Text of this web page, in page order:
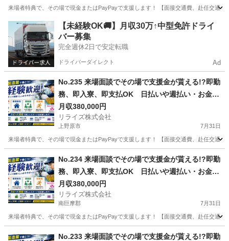
来場者特典で、その場で現金またはPayPayで支援します！ 【面接交通費、赴任交通
山梨 韮崎市 その他 業務
【未経験OK🚚】月収30万↑中型免許ドライ
バー募集
完全週休2日で安定転職
ドライバーダイレクト Ad
No.235 来場面談でその場で支援金が貰える!?即勤
務、即入寮、即支払OK 日払いや週払い・お金住
む場所に困ってる方必見の案件です！簡単な電子
部品の製造・加工のお仕事♪
月収380,000円
リライズ株式会社
上野原市 7月31日
来場者特典で、その場で現金またはPayPayで支援します！ 【面接交通費、赴任交通
業務
No.234 来場面談でその場で支援金が貰える!?即勤
務、即入寮、即支払OK 日払いや週払い・お金住
む場所に困ってる方必見の案件です！簡単な電子
部品の製造・加工のお仕事♪
月収380,000円
リライズ株式会社
南巨摩郡 7月31日
来場者特典で、その場で現金またはPayPayで支援します！ 【面接交通費、赴任交通
No.233 来場面談でその場で支援金が貰える!?即勤